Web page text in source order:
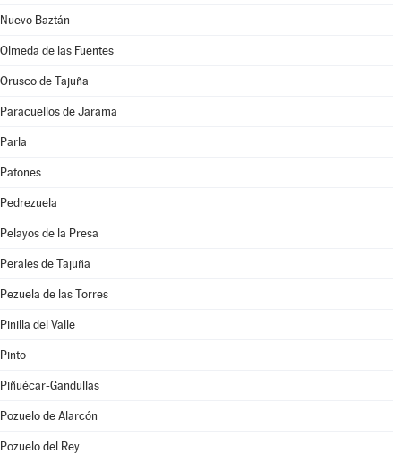
Nuevo Baztán
Olmeda de las Fuentes
Orusco de Tajuña
Paracuellos de Jarama
Parla
Patones
Pedrezuela
Pelayos de la Presa
Perales de Tajuña
Pezuela de las Torres
Pinilla del Valle
Pinto
Piñuécar-Gandullas
Pozuelo de Alarcón
Pozuelo del Rey